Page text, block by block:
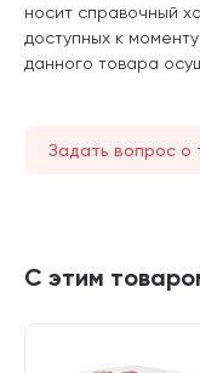
носит справочный
доступных к
данного товара
Задать вопрос о
С этим